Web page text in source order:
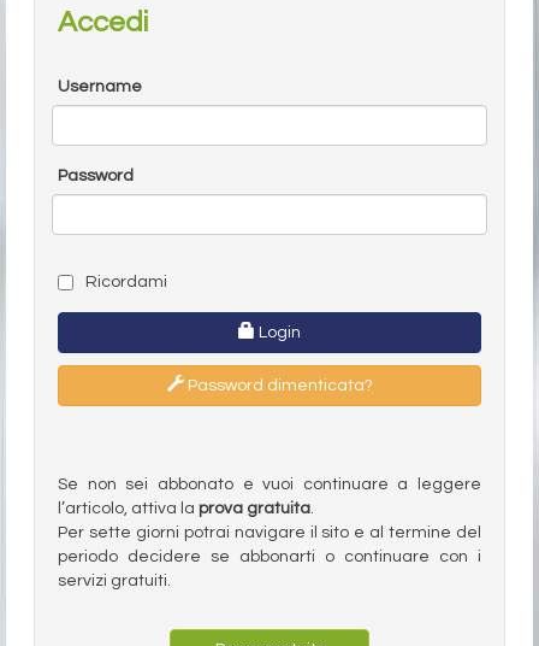
Accedi
Username
Password
Ricordami
Login
Password dimenticata?
Se non sei abbonato e vuoi continuare a leggere
l’articolo, attiva la prova gratuita.
Per sette giorni potrai navigare il sito e al termine del
periodo decidere se abbonarti o continuare con i
servizi gratuiti.